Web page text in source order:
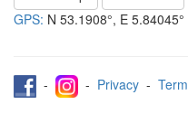
GPS: N 53.1908°, E 5.84045°
- - Privacy -